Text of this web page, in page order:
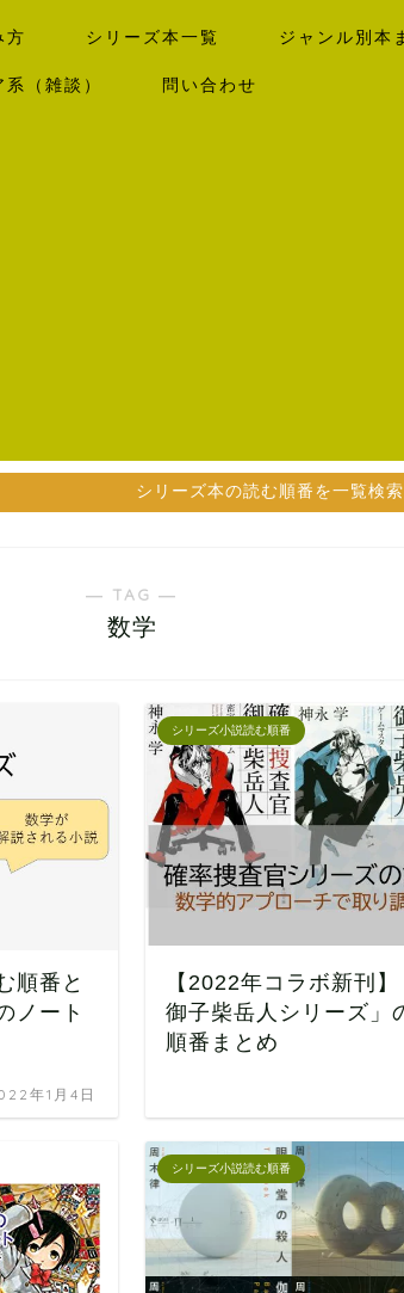
方 シリーズ本一覧 ジャンル別本
（雑談） 問い合わせ
シリーズ本の読む順番を一覧検
― TAG ―
数学
順番と
ノート
年1月4日
シリーズ小説読む順番
【2022年コラボ新刊
御子柴岳人シリーズ」
順番まとめ
シリーズ小説読む順番